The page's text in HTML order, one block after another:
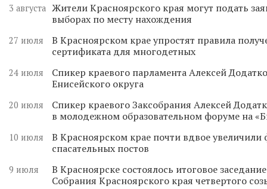
3 августа Жители Красноярского края могут подать
выборах по месту нахождения
27 июля
В Красноярском крае упростят правила
сертификата для многодетных
24 июля
Спикер краевого парламента Алексей
Енисейского округа
20 июля
Спикер краевого Заксобрания Алексей
в молодежном образовательном форуме на
10 июля
В Красноярском крае почти вдвое
спасательных постов
9 июля
В Красноярске состоялось итоговое
Собрания Красноярского края четвертого